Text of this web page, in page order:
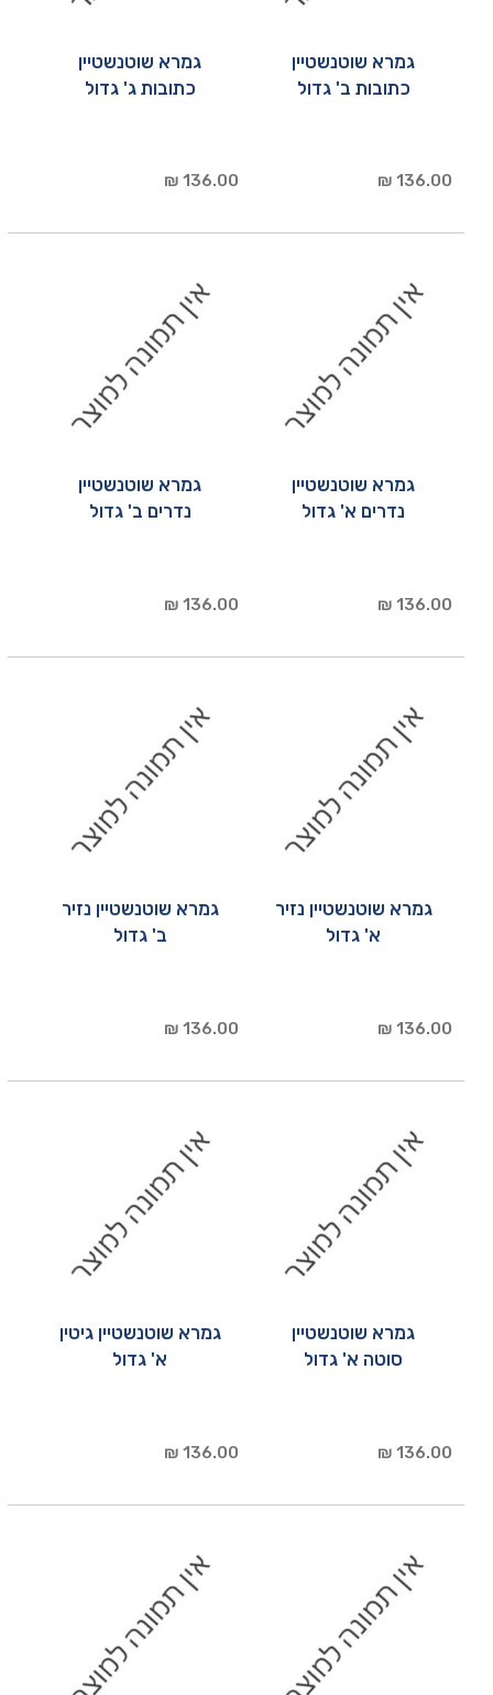
גמרא שוטנשטיין
כתובות ב' גדול
136.00 ₪
גמרא שוטנשטיין
כתובות ג' גדול
136.00 ₪
גמרא שוטנשטיין
נדרים א' גדול
136.00 ₪
גמרא שוטנשטיין
נדרים ב' גדול
136.00 ₪
גמרא שוטנשטיין נזיר
א' גדול
136.00 ₪
גמרא שוטנשטיין נזיר
ב' גדול
136.00 ₪
גמרא שוטנשטיין
סוטה א' גדול
136.00 ₪
גמרא שוטנשטיין גיטין
א' גדול
136.00 ₪